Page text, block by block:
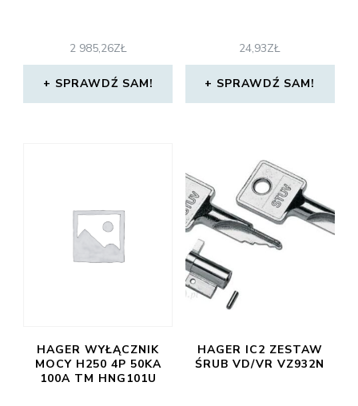
2 985,26ZŁ
SPRAWDŹ SAM!
24,93ZŁ
SPRAWDŹ SAM!
HAGER WYŁĄCZNIK
MOCY H250 4P 50KA
100A TM HNG101U
HAGER IC2 ZESTAW
ŚRUB VD/VR VZ932N